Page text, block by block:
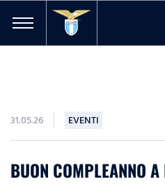
31.05.26 EVENTI
BUON COMPLEANNO